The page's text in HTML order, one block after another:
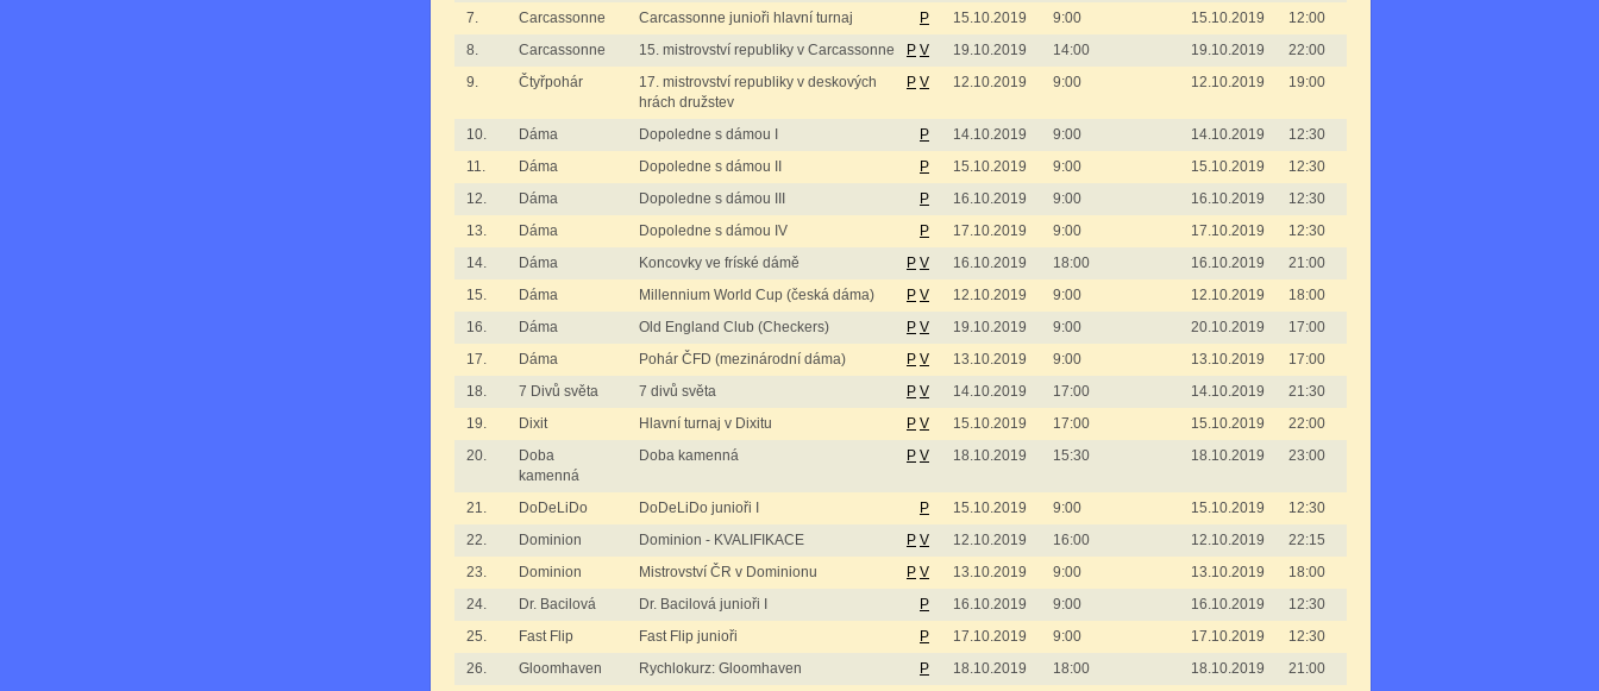
7.
Carcassonne Carcassonne junioři hlavní turnaj P 15.10.2019 9:00 15.10.2019
12:00
8.
Carcassonne 15. mistrovství republiky v Carcassonne P V 19.10.2019 14:00 19.10.2019
22:00
9.
Čtyřpohár
17. mistrovství republiky v deskových
hrách družstev
P V 12.10.2019 9:00 12.10.2019 19:00
10. Dáma Dopoledne s dámou I P 14.10.2019 9:00 14.10.2019
12:30
11.
Dáma Dopoledne s dámou II P 15.10.2019 9:00 15.10.2019
12:30
12.
Dáma Dopoledne s dámou III P 16.10.2019 9:00 16.10.2019
12:30
13.
Dáma Dopoledne s dámou IV P 17.10.2019 9:00 17.10.2019
12:30
14.
Dáma Koncovky ve fríské dámě P V 16.10.2019 18:00 16.10.2019
21:00
15.
Dáma Millennium World Cup (česká dáma) P V 12.10.2019 9:00 12.10.2019
18:00
16.
Dáma Old England Club (Checkers) P V 19.10.2019 9:00 20.10.2019
17:00
17.
Dáma Pohár ČFD (mezinárodní dáma) P V 13.10.2019 9:00 13.10.2019
17:00
18.
7 Divů světa 7 divů světa P V 14.10.2019 17:00 14.10.2019
21:30
19.
Dixit Hlavní turnaj v Dixitu P V 15.10.2019 17:00 15.10.2019
22:00
20.
Doba
kamenná
Doba kamenná P V 18.10.2019 15:30 18.10.2019 23:00
21. DoDeLiDo DoDeLiDo junioři I P 15.10.2019 9:00 15.10.2019
12:30
22.
Dominion Dominion - KVALIFIKACE P V 12.10.2019 16:00 12.10.2019
22:15
23.
Dominion Mistrovství ČR v Dominionu P V 13.10.2019 9:00 13.10.2019
18:00
24.
Dr. Bacilová Dr. Bacilová junioři I P 16.10.2019 9:00 16.10.2019
12:30
25.
Fast Flip Fast Flip junioři P 17.10.2019 9:00 17.10.2019
12:30
26.
Gloomhaven Rychlokurz: Gloomhaven P 18.10.2019 18:00 18.10.2019
21:00